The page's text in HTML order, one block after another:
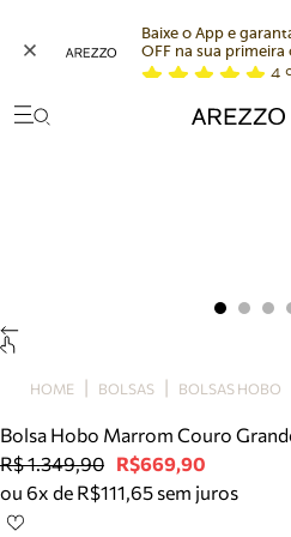
Tênis
Rasteira
Precisa de ajuda?
Tire dúvidas sobre pedidos,
Arezzo
Baixe o App e
OFF na sua
HOME BOLSAS BOLSAS HOBO
Bolsa Hobo Marrom Couro
R$ 1.349,90 R$669,90
ou 6x de R$111,65 sem juros